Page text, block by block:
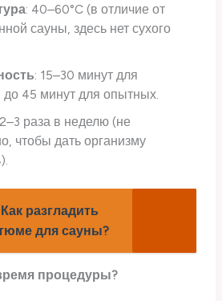
: 40–60°C (в отличие от
сауны, здесь нет сухого
: 15–30 минут для
до 45 минут для опытных.
раза в неделю (не
чтобы дать организму
Как разгладить
для сауны?
процедуры?